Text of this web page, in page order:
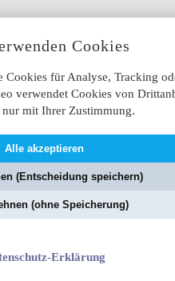
Cookies
Cookies für Analyse, Tracking
verwendet Cookies von
mit Ihrer Zustimmung.
Alle akzeptieren
(Entscheidung speichern)
(ohne Speicherung)
Erklärung